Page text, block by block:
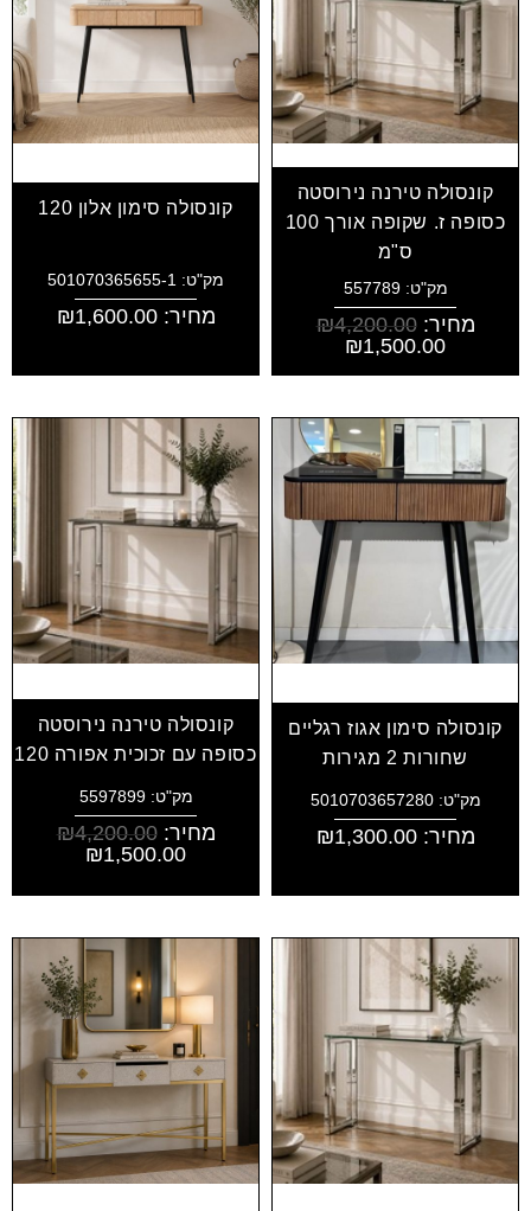
קונסולה טירנה נירוסטה
כסופה ז. שקופה אורך 100
ס"מ
מק"ט: 557789
מחיר: ₪4,200.00
₪1,500.00
קונסולה סימון אלון 120
מק"ט: 501070365655-1
מחיר: ₪1,600.00
קונסולה סימון אגוז רגליים
שחורות 2 מגירות
מק"ט: 5010703657280
מחיר: ₪1,300.00
קונסולה טירנה נירוסטה
כסופה עם זכוכית אפורה 120
מק"ט: 5597899
מחיר: ₪4,200.00
₪1,500.00